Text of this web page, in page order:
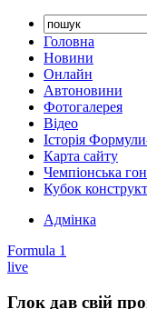
Головна
Новини
Онлайн
Автоновини
Фотогалерея
Відео
Історія
Карта сайту
Чемпіонська
Кубок
Адмінка
Formula 1
live
Глок дав свій